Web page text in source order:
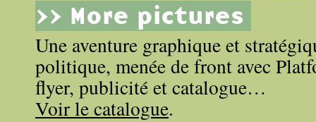
>> More pictures
Une aventure graphique et
politique, menée de front avec
flyer, publicité et catalogue…
Voir le catalogue.